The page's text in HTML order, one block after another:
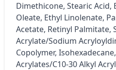
Dimethicone, Stearic Acid,
Oleate, Ethyl Linolenate,
Acetate, Retinyl Palmitate,
Acrylate/Sodium
Copolymer,
Acrylates/C10-30 Alkyl
Wykorzystywanie profili w
spersonalizowanych treści
Pomiar efektywności reklam
Pomiar efektywności treści